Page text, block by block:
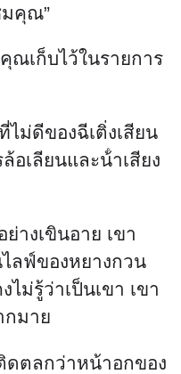
คุณ”
ณเก็บไว้ในรายการ
ไม่ดีของฉีเติ่งเสียน
อเลียนและน้ําเสียง
างเขินอาย เขา
ไลฟ์ของหยางกวน
ม่รู้ว่าเป็นเขา เขา
กมาย
ดตลกว่าหน้าอกของ